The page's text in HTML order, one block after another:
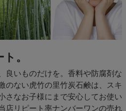
。
良いものだけを。香料や防腐剤な
のない虎竹の里竹炭石鹸は、スキ
さなお子様にまで安心してお使い
店リピート率ナンバーワンの売れ